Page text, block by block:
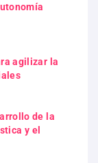
agilizar la
de la
y el